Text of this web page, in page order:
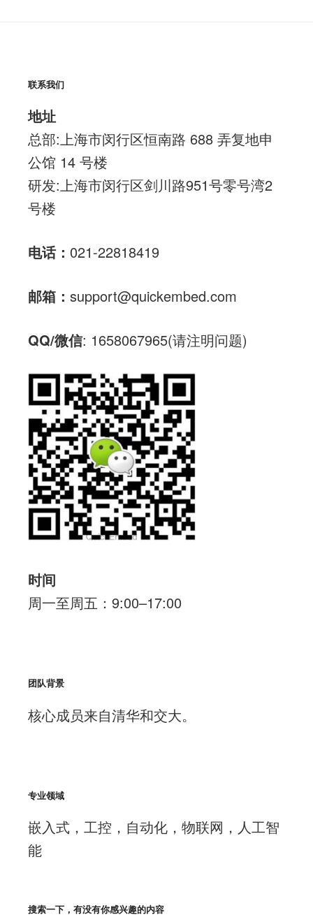
联系我们
地址
总部:上海市闵行区恒南路 688 弄复地申
公馆 14 号楼
研发:上海市闵行区剑川路951号零号湾2
号楼
电话： 021-22818419
邮箱： support@quickembed.com
QQ/微信: 1658067965(请注明问题)
时间
周一至周五：9:00–17:00
团队背景
核心成员来自清华和交大。
专业领域
嵌入式，工控，自动化，物联网，人工智
能
搜索一下，有没有你感兴趣的内容